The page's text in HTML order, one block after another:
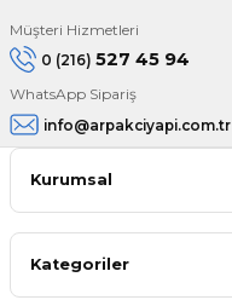
Müşteri Hizmetleri
0 (216) 527 45 94
WhatsApp Sipariş
info@arpakciyapi.com.tr
Kurumsal
Kategoriler